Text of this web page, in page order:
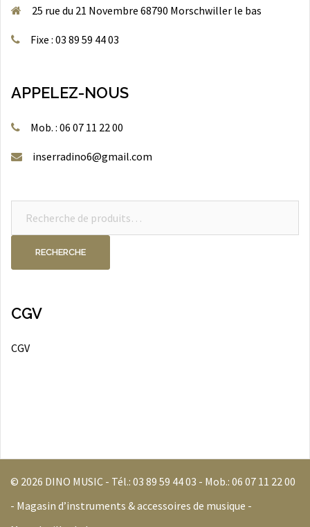
25 rue du 21 Novembre 68790 Morschwiller le bas
Fixe : 03 89 59 44 03
APPELEZ-NOUS
Mob. : 06 07 11 22 00
inserradino6@gmail.com
RECHERCHE
CGV
CGV
© 2026 DINO MUSIC - Tél.: 03 89 59 44 03 - Mob.: 06 07 11 22 00
- Magasin d’instruments & accessoires de musique -